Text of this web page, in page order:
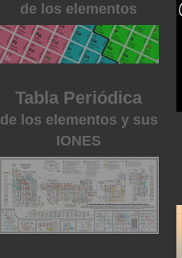
de los elementos
Tabla Periódica
de los elementos y sus
IONES